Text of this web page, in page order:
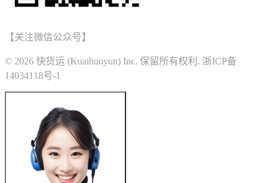
【关注微信公众号】
© 2026 快货运 (Kuaihuoyun) Inc. 保留所有权利. 浙ICP备
14034118号-1